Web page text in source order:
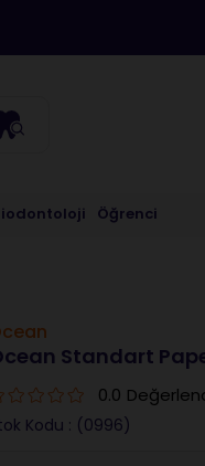
Öğrenci
Standart
0.0
Kodu (0996)